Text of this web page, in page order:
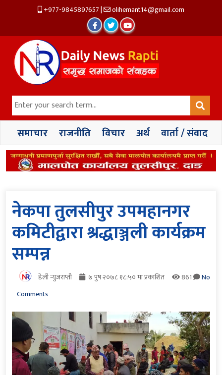
+977-9845897657| olihemant14@gmail.com
समाचार राजनीति विचार अर्थ वार्ता / संवाद
नेकपा तुलसीपुर उपमहानगर
कमिटीद्वारा श्रद्धाञ्जली कार्यक्रम
सम्पन्न
डेली न्युजराप्ती ७ पुष २०७८ १८:५० मा प्रकाशित 861
No
Comments